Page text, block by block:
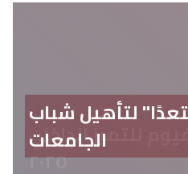
لتأهيل شباب
الجامعات